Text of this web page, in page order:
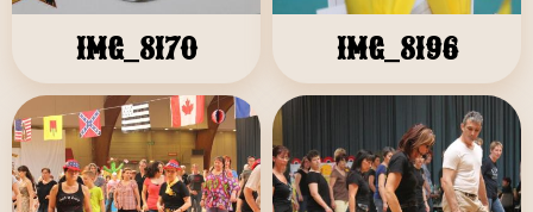
IMG_8170 IMG_8196